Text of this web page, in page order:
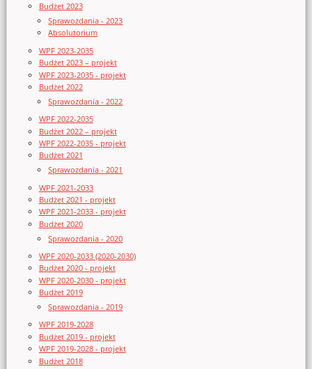
Budżet 2023
Sprawozdania - 2023
Absolutorium
WPF 2023-2035
Budżet 2023 – projekt
WPF 2023-2035 - projekt
Budżet 2022
Sprawozdania - 2022
WPF 2022-2035
Budżet 2022 – projekt
WPF 2022-2035 - projekt
Budżet 2021
Sprawozdania - 2021
WPF 2021-2033
Budżet 2021 - projekt
WPF 2021-2033 - projekt
Budżet 2020
Sprawozdania - 2020
WPF 2020-2033 (2020-2030)
Budżet 2020 - projekt
WPF 2020-2030 - projekt
Budżet 2019
Sprawozdania - 2019
WPF 2019-2028
Budżet 2019 - projekt
WPF 2019-2028 - projekt
Budżet 2018